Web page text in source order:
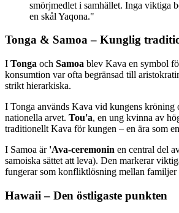
smörjmedlet i samhället. Inga viktiga
en skål Yaqona."
Tonga & Samoa – Kunglig
I Tonga och Samoa blev Kava en symbol
konsumtion var ofta begränsad till
strikt hierarkiska.
I Tonga används Kava vid kungens kröning
nationella arvet. Tou'a, en ung kvinna av
traditionellt Kava för kungen – en ära som
I Samoa är 'Ava-ceremonin en central del
samoiska sättet att leva). Den markerar
fungerar som konfliktlösning mellan familjer
Hawaii – Den östligaste punkten